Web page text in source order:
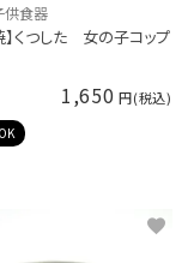
供食器
】くつした 女の子コップ
1,650